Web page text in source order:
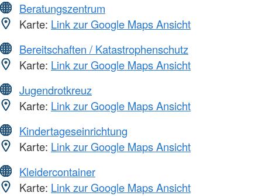
Beratungszentrum
Karte: Link zur Google Maps Ansicht
Bereitschaften / Katastrophenschutz
Karte: Link zur Google Maps Ansicht
Jugendrotkreuz
Karte: Link zur Google Maps Ansicht
Kindertageseinrichtung
Karte: Link zur Google Maps Ansicht
Kleidercontainer
Karte: Link zur Google Maps Ansicht